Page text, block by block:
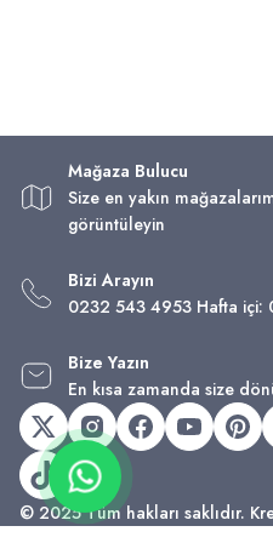
Mağaza Bulucu
Size en yakın
görüntüleyin
Bizi Arayın
0232 543 4953 Hafta içi:
Bize Yazın
En kısa zamanda size
© 2025 Tüm hakları saklıdır.